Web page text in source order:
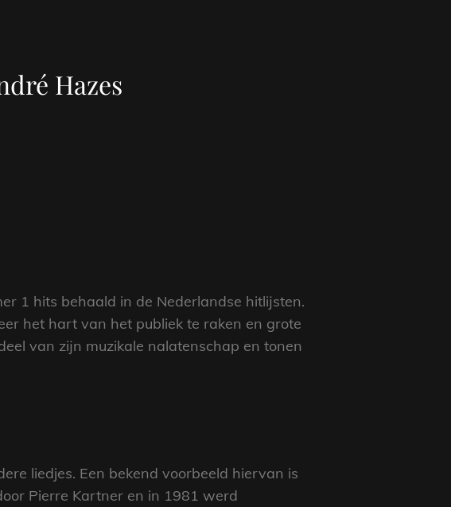
Hazes
1 hits behaald in de Nederlandse hitlijsten.
het hart van het publiek te raken en grote
van zijn muzikale nalatenschap en tonen
liedjes. Een bekend voorbeeld hiervan is
Pierre Kartner en in 1981 werd